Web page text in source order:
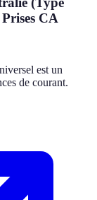
CA
est un
de courant.